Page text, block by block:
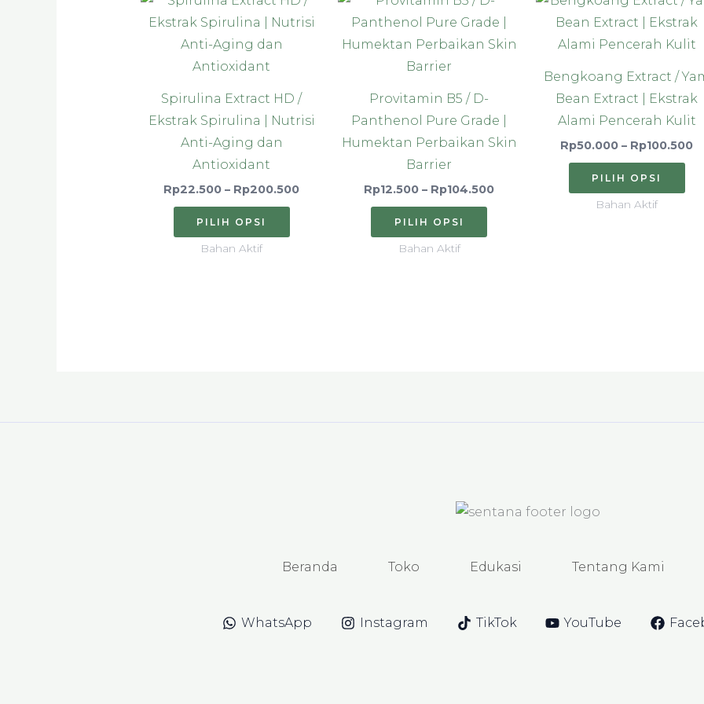
Spirulina Extract HD /
Ekstrak Spirulina | Nutrisi
Anti-Aging dan
Antioxidant
Rp22.500 – Rp200.500
harga:
Rp22.500
Rp200.500
PILIH OPSI
ini
memiliki
Pilihan
di
produk
Bahan Aktif
Provitamin B5 / D-
Panthenol Pure Grade |
Humektan Perbaikan Skin
Barrier
Rp12.500 – Rp104.500
Rp12.500
hingga
Rp104.500
PILIH OPSI
ini
memiliki
di
produk
Bahan Aktif
Bengkoang Extract /
Bean Extract | Ekstrak
Alami Pencerah Kulit
Rp50.000 – Rp100.500
PILIH OPSI
ini
di
Bahan Aktif
Beranda Toko Edukasi Tentang Kami
WhatsApp Instagram TikTok YouTube